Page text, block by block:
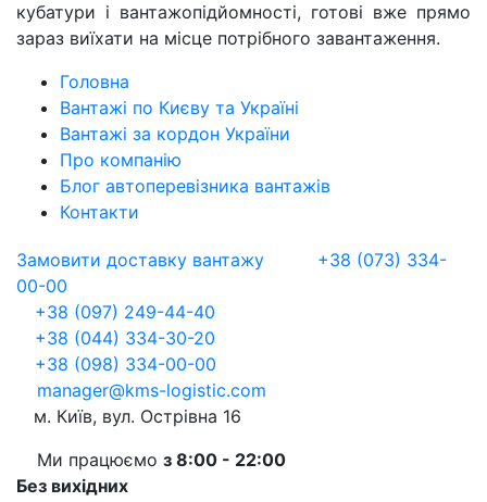
кубатури і вантажопідйомності, готові вже прямо
зараз виїхати на місце потрібного завантаження.
Головна
Вантажі по Києву та Україні
Вантажі за кордон України
Про компанію
Блог автоперевізника вантажів
Контакти
Замовити доставку вантажу
+38 (073) 334-
00-00
+38 (097) 249-44-40
+38 (044) 334-30-20
+38 (098) 334-00-00
manager@kms-logistic.com
м. Київ, вул. Острівна 16
Ми працюємо з 8:00 - 22:00
Без вихідних